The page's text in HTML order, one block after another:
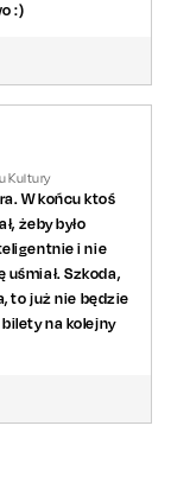
:)
Kultury
W końcu ktoś
żeby było
i nie
Szkoda,
to już nie będzie
bilety na kolejny